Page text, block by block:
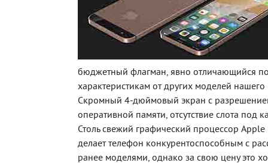
бюджетный флагман, явно отличающийся
характеристикам от других моделей нашего
Скромный 4-дюймовый экран с
оперативной памяти, отсутствие слота под
Столь свежий графический процессор Apple
делает телефон конкурентоспособным с
ранее моделями, однако за свою цену это